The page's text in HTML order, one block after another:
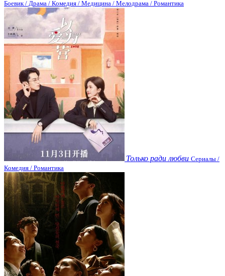
Боевик / Драма / Комедия / Медицина / Мелодрама / Романтика
Только ради любви Сериалы /
Комедия / Романтика